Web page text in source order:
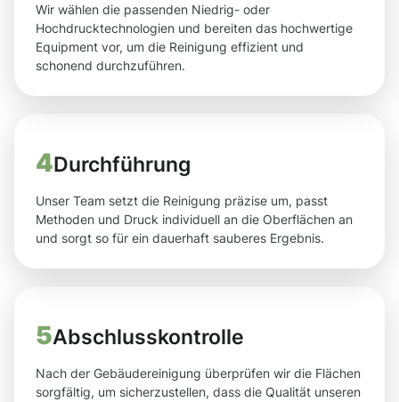
Wir wählen die passenden Niedrig- oder
Hochdrucktechnologien und bereiten das hochwertige
Equipment vor, um die Reinigung effizient und
schonend durchzuführen.
4Durchführung
Unser Team setzt die Reinigung präzise um, passt
Methoden und Druck individuell an die Oberflächen an
und sorgt so für ein dauerhaft sauberes Ergebnis.
5Abschlusskontrolle
Nach der Gebäudereinigung überprüfen wir die Flächen
sorgfältig, um sicherzustellen, dass die Qualität unseren